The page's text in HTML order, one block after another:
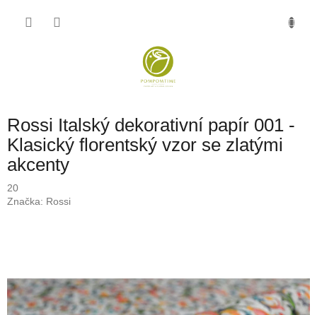
Rossi Italský dekorativní papír 001 -
Klasický florentský vzor se zlatými
akcenty
20
Značka: Rossi